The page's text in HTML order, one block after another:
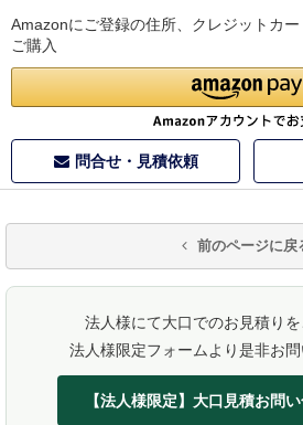
Amazonにご登録の住所、クレジットカ
ご購入
問合せ・見積依頼
前のページに戻
法人様にて大口でのお見積り
法人様限定フォームより是非お問
【法人様限定】大口見積お問